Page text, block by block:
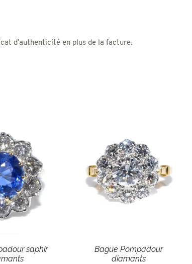
d'authenticité en plus de la facture.
saphir
Bague Pompadour
diamants